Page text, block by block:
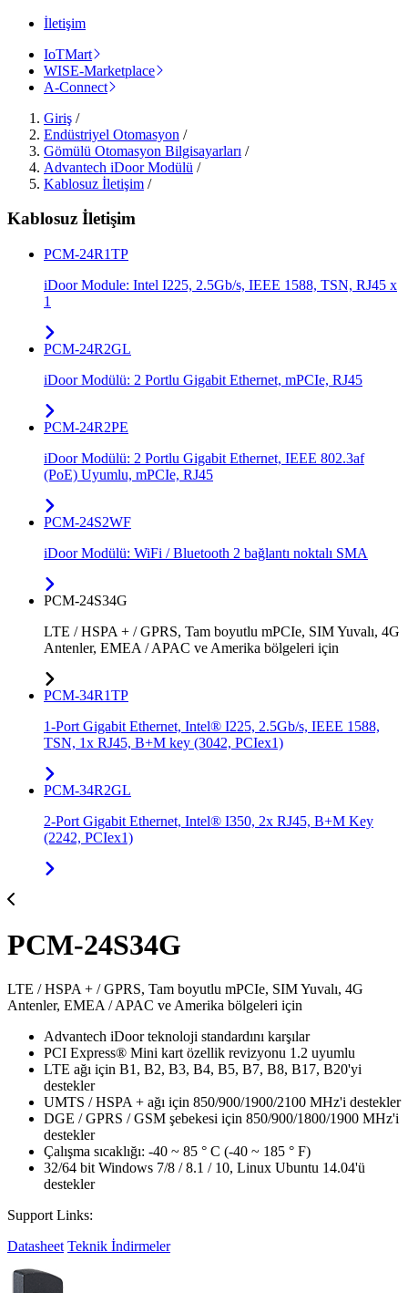
İletişim
IoTMart
WISE-Marketplace
A-Connect
Giriş /
Endüstriyel Otomasyon /
Gömülü Otomasyon Bilgisayarları /
Advantech iDoor Modülü /
Kablosuz İletişim /
Kablosuz İletişim
PCM-24R1TP
iDoor Module: Intel I225, 2.5Gb/s, IEEE 1588, TSN, RJ45 x
1
PCM-24R2GL
iDoor Modülü: 2 Portlu Gigabit Ethernet, mPCIe, RJ45
PCM-24R2PE
iDoor Modülü: 2 Portlu Gigabit Ethernet, IEEE 802.3af
(PoE) Uyumlu, mPCIe, RJ45
PCM-24S2WF
iDoor Modülü: WiFi / Bluetooth 2 bağlantı noktalı SMA
PCM-24S34G
LTE / HSPA + / GPRS, Tam boyutlu mPCIe, SIM Yuvalı, 4G
Antenler, EMEA / APAC ve Amerika bölgeleri için
PCM-34R1TP
1-Port Gigabit Ethernet, Intel® I225, 2.5Gb/s, IEEE 1588,
TSN, 1x RJ45, B+M key (3042, PCIex1)
PCM-34R2GL
2-Port Gigabit Ethernet, Intel® I350, 2x RJ45, B+M Key
(2242, PCIex1)
PCM-24S34G
LTE / HSPA + / GPRS, Tam boyutlu mPCIe, SIM Yuvalı, 4G
Antenler, EMEA / APAC ve Amerika bölgeleri için
Advantech iDoor teknoloji standardını karşılar
PCI Express® Mini kart özellik revizyonu 1.2 uyumlu
LTE ağı için B1, B2, B3, B4, B5, B7, B8, B17, B20'yi
destekler
UMTS / HSPA + ağı için 850/900/1900/2100 MHz'i destekler
DGE / GPRS / GSM şebekesi için 850/900/1800/1900 MHz'i
destekler
Çalışma sıcaklığı: -40 ~ 85 ° C (-40 ~ 185 ° F)
32/64 bit Windows 7/8 / 8.1 / 10, Linux Ubuntu 14.04'ü
destekler
Support Links:
Datasheet Teknik İndirmeler